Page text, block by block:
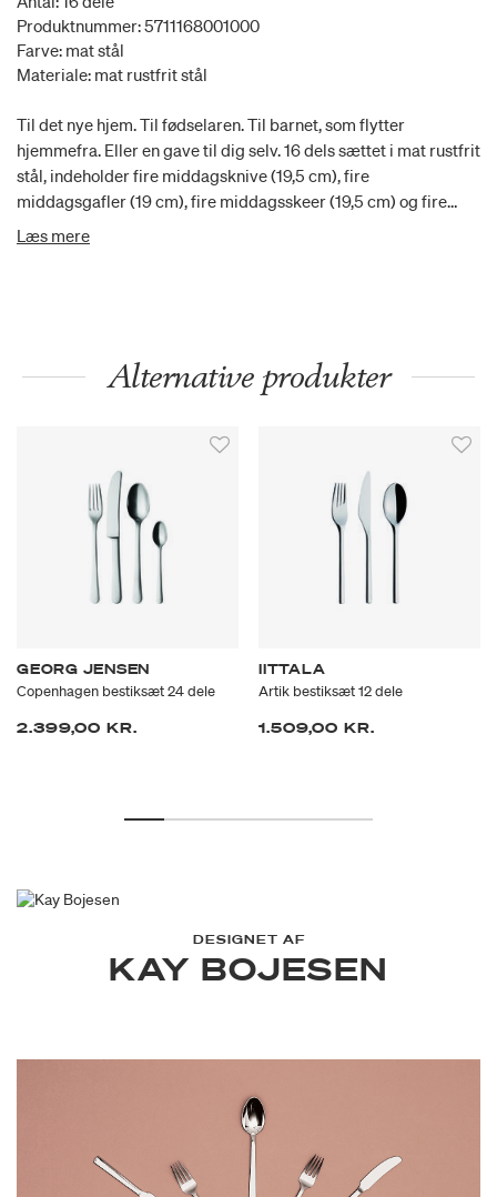
Produktnummer: 5711168001000
Farve: mat stål
Materiale: mat rustfrit stål
Til det nye hjem. Til fødselaren. Til barnet, som flytter
hjemmefra. Eller en gave til dig selv. 16 dels sættet i mat rustfrit
stål, indeholder fire middagsknive (19,5 cm), fire
middagsgafler (19 cm), fire middagsskeer (19,5 cm) og fire
teskeer (13 cm). Alle bestikdelene er designet af Kay Bojesen,
Læs mere
Alternative produkter
GEORG JENSEN
Copenhagen bestiksæt 24 dele
2.399,00 KR.
IITTALA
Artik bestiksæt 12 dele
1.509,00 KR.
DESIGNET AF
KAY BOJESEN